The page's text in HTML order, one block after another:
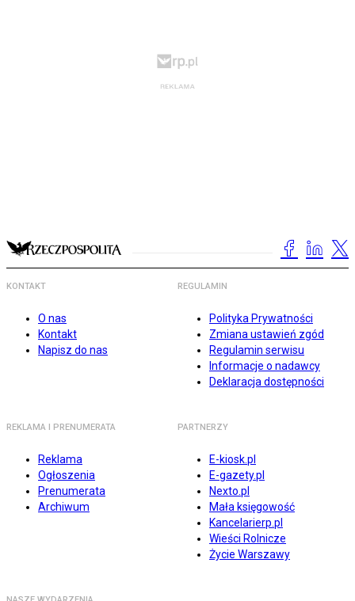
KONTAKT
O nas
Kontakt
Napisz do nas
REGULAMIN
Polityka Prywatności
Zmiana ustawień zgód
Regulamin serwisu
Informacje o nadawcy
Deklaracja dostępności
REKLAMA I PRENUMERATA
Reklama
Ogłoszenia
Prenumerata
Archiwum
PARTNERZY
E-kiosk.pl
E-gazety.pl
Nexto.pl
Mała księgowość
Kancelarierp.pl
Wieści Rolnicze
Życie Warszawy